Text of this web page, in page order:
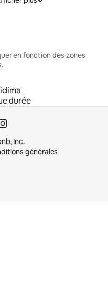
en fonction des zones
durée
Inc.
générales